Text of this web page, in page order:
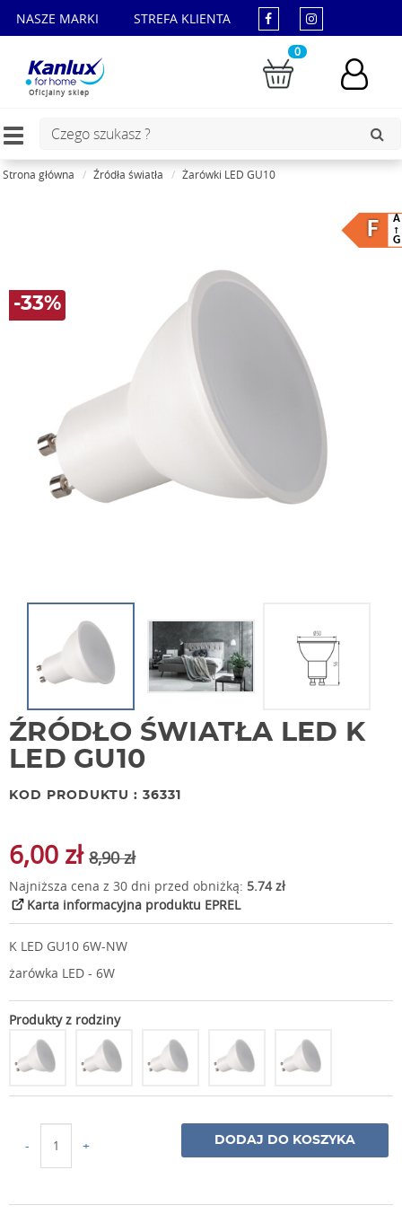
NASZE MARKI STREFA KLIENTA
Oficjalny sklep
0
Toggle
Strona główna Źródła światła Żarówki LED GU10
F A
G
-33%
ŹRÓDŁO ŚWIATŁA LED K
LED GU10
KOD PRODUKTU : 36331
6,00 zł 8,90 zł
Najniższa cena z 30 dni przed obniżką: 5.74 zł
Karta informacyjna produktu EPREL
K LED GU10 6W-NW
żarówka LED - 6W
Produkty z rodziny
- + DODAJ DO KOSZYKA